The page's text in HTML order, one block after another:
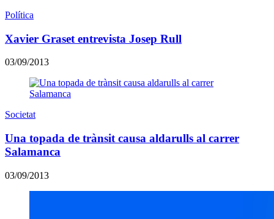
Política
Xavier Graset entrevista Josep Rull
03/09/2013
Societat
Una topada de trànsit causa aldarulls al carrer
Salamanca
03/09/2013